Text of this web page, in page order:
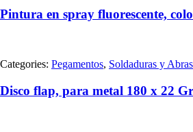
Pintura en spray fluorescente,
Categories: Pegamentos, Soldaduras y
Disco flap, para metal 180 x 22